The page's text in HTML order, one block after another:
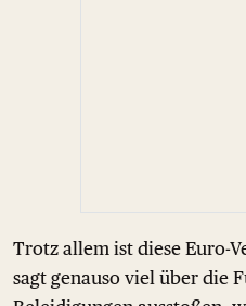
Trotz allem ist diese Euro-
sagt genauso viel über die